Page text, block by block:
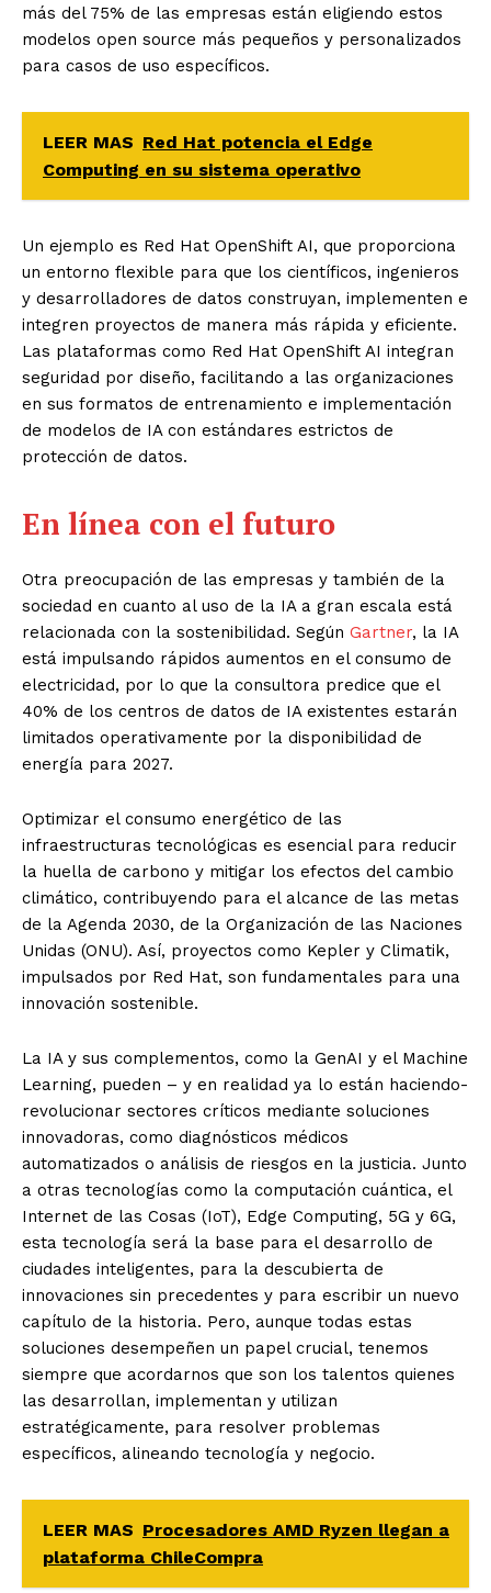
más del 75% de las empresas están eligiendo estos
modelos open source más pequeños y personalizados
para casos de uso específicos.
LEER MAS Red Hat potencia el Edge
Computing en su sistema operativo
Un ejemplo es Red Hat OpenShift AI, que proporciona
un entorno flexible para que los científicos, ingenieros
y desarrolladores de datos construyan, implementen e
integren proyectos de manera más rápida y eficiente.
Las plataformas como Red Hat OpenShift AI integran
seguridad por diseño, facilitando a las organizaciones
en sus formatos de entrenamiento e implementación
de modelos de IA con estándares estrictos de
protección de datos.
En línea con el futuro
Otra preocupación de las empresas y también de la
sociedad en cuanto al uso de la IA a gran escala está
relacionada con la sostenibilidad. Según Gartner, la IA
está impulsando rápidos aumentos en el consumo de
electricidad, por lo que la consultora predice que el
40% de los centros de datos de IA existentes estarán
limitados operativamente por la disponibilidad de
energía para 2027.
Optimizar el consumo energético de las
infraestructuras tecnológicas es esencial para reducir
la huella de carbono y mitigar los efectos del cambio
climático, contribuyendo para el alcance de las metas
de la Agenda 2030, de la Organización de las Naciones
Unidas (ONU). Así, proyectos como Kepler y Climatik,
impulsados por Red Hat, son fundamentales para una
innovación sostenible.
La IA y sus complementos, como la GenAI y el Machine
Learning, pueden – y en realidad ya lo están haciendo-
revolucionar sectores críticos mediante soluciones
innovadoras, como diagnósticos médicos
automatizados o análisis de riesgos en la justicia. Junto
a otras tecnologías como la computación cuántica, el
Internet de las Cosas (IoT), Edge Computing, 5G y 6G,
esta tecnología será la base para el desarrollo de
ciudades inteligentes, para la descubierta de
innovaciones sin precedentes y para escribir un nuevo
capítulo de la historia. Pero, aunque todas estas
soluciones desempeñen un papel crucial, tenemos
siempre que acordarnos que son los talentos quienes
las desarrollan, implementan y utilizan
estratégicamente, para resolver problemas
específicos, alineando tecnología y negocio.
LEER MAS Procesadores AMD Ryzen llegan a
plataforma ChileCompra